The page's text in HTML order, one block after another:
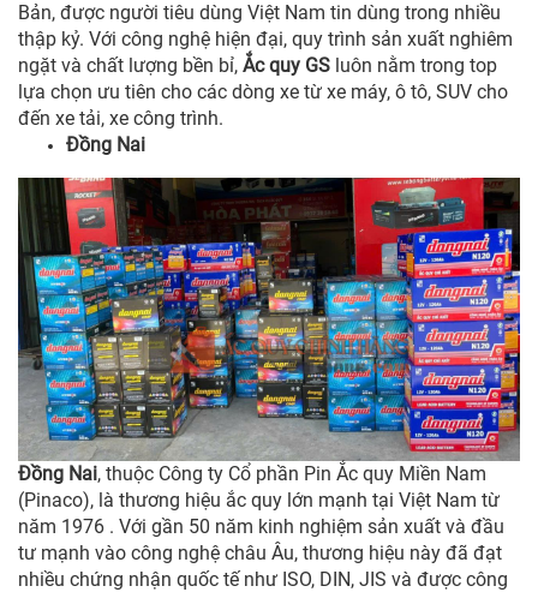
Bản, được người tiêu dùng Việt Nam tin dùng trong nhiều
thập kỷ. Với công nghệ hiện đại, quy trình sản xuất nghiêm
ngặt và chất lượng bền bỉ, Ắc quy GS luôn nằm trong top
lựa chọn ưu tiên cho các dòng xe từ xe máy, ô tô, SUV cho
đến xe tải, xe công trình.
Đồng Nai
Đồng Nai, thuộc Công ty Cổ phần Pin Ắc quy Miền Nam
(Pinaco), là thương hiệu ắc quy lớn mạnh tại Việt Nam từ
năm 1976 . Với gần 50 năm kinh nghiệm sản xuất và đầu
tư mạnh vào công nghệ châu Âu, thương hiệu này đã đạt
nhiều chứng nhận quốc tế như ISO, DIN, JIS và được công